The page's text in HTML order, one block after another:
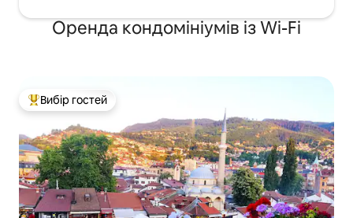
Оренда кондомініумів із Wi-Fi
Топ вибір гостей
Вибір гостей